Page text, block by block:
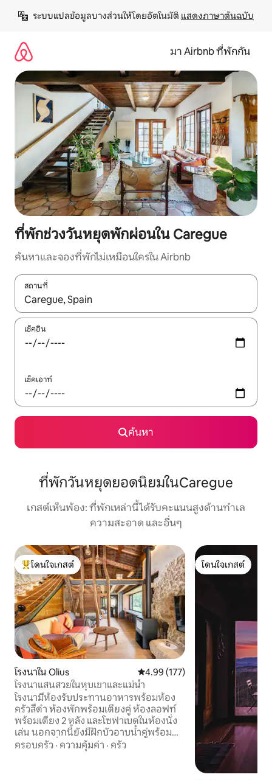
เนื้อหา
ระบบแปลข้อมูลบางส่วนให้โดยอัตโนมัติ แสดงภาษาต้นฉบับ
มา Airbnb ที่พักกัน
ที่พักช่วงวันหยุดพักผ่อนใน Caregue
ค้นหาและจองที่พักไม่เหมือนใครใน Airbnb
สถานที่
ใช้ลูกศรขึ้นลง หรือใช้การสัมผัสหรือปัด เพื่อสำรวจผลการค้นหา
เช็คอิน
เช็คเอาท์
ค้นหา
ที่พักวันหยุดยอดนิยมในCaregue
เกสต์เห็นพ้อง: ที่พักเหล่านี้ได้รับคะแนนสูงด้านทำเล
ความสะอาด และอื่นๆ
โดนใจเกสต์ที่สุด
โดนใจเกสต์
โรงนาใน Olius คะแนนเฉลี่ย 4.99 จาก 5, 177 รีวิว
4.99 (177)
โรงนาแสนสวยในหุบเขาและแม่น้ำ
โรงนามีห้องรับประทานอาหารพร้อมห้อง
ครัวสีดำ ห้องพักพร้อมเตียงคู่ ห้องลอฟท์
พร้อมเตียง 2 หลัง และโซฟาเบดในห้องนั่ง
เล่น นอกจากนี้ยังมีฝักบัวอาบน้ำคู่พร้อม
หน้าต่างเพื่อให้สามารถชมธรรมชาติขณะ
ครอบครัว · ความคุ้มค่า · ครัว
โดนใจเกสต์
โดนใจเกสต์